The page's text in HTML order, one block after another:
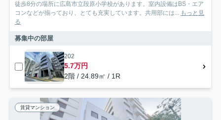
徒歩8分の場所に広島市立段原小学校があります。室内設備はBS・エア
コンなどが揃っており、とても充実しています。共用部には... もっと見
る
募集中の部屋
202
5.7万円
2階 / 24.89㎡ / 1R
賃貸マンション